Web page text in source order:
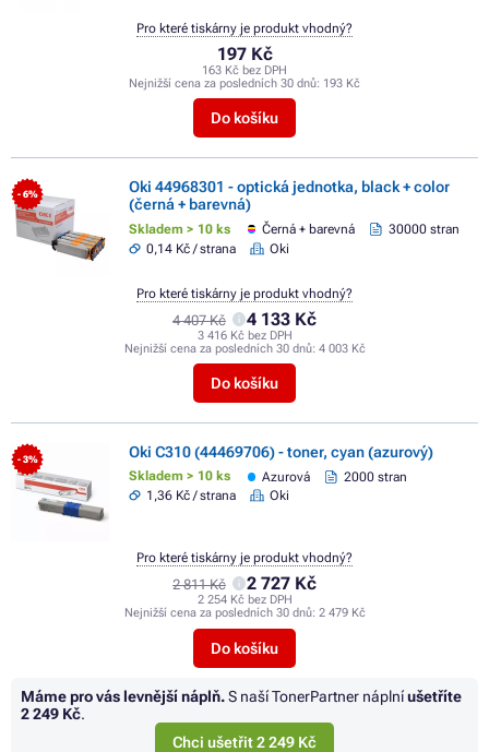
197 Kč
163 Kč bez DPH
Nejnižší cena za posledních 30 dnů: 193 Kč
Do košíku
Pro které tiskárny je produkt vhodný?
- 6%
Oki 44968301 - optická jednotka, black + color
(černá + barevná)
Skladem > 10 ks Černá + barevná
30000 stran
0,14 Kč / strana
Oki
4 407 Kč 4 133 Kč
3 416 Kč bez DPH
Nejnižší cena za posledních 30 dnů: 4 003 Kč
Do košíku
Pro které tiskárny je produkt vhodný?
- 3% Oki C310 (44469706) - toner, cyan (azurový)
Skladem > 10 ks Azurová
2000 stran
1,36 Kč / strana
Oki
2 811 Kč 2 727 Kč
2 254 Kč bez DPH
Nejnižší cena za posledních 30 dnů: 2 479 Kč
Do košíku
Pro které tiskárny je produkt vhodný?
Máme pro vás levnější náplň.S naší TonerPartner náplníušetříte
2 249 Kč.
Chci ušetřit 2 249 Kč